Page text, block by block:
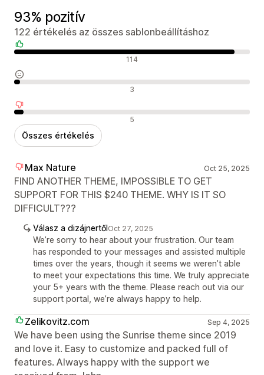
93% pozitív
122 értékelés az összes sablonbeállításhoz
Pozitív értékelések 114
Semleges értékelések 3
Negatív értékelések 5
Összes értékelés
Max Nature Oct 25, 2025
FIND ANOTHER THEME, IMPOSSIBLE TO GET
SUPPORT FOR THIS $240 THEME. WHY IS IT SO
DIFFICULT???
Válasz a dizájnertőlOct 27, 2025
We’re sorry to hear about your frustration. Our team
has responded to your messages and assisted multiple
times over the years, though it seems we weren’t able
to meet your expectations this time. We truly appreciate
your 5+ years with the theme. Please reach out via our
support portal, we’re always happy to help.
Zelikovitz.com Sep 4, 2025
We have been using the Sunrise theme since 2019
and love it. Easy to customize and packed full of
features. Always happy with the support we